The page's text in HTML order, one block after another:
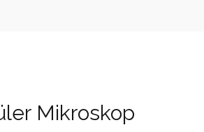
Mikroskop